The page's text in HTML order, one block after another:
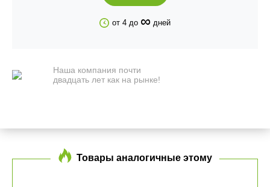
от 4 до ∞ дней
Наша компания почти
двадцать лет как на рынке!
Товары аналогичные этому